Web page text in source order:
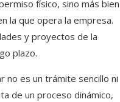
físico, sino más bien
la que opera la empresa.
y proyectos de la
plazo.
no es un trámite sencillo ni
de un proceso dinámico,